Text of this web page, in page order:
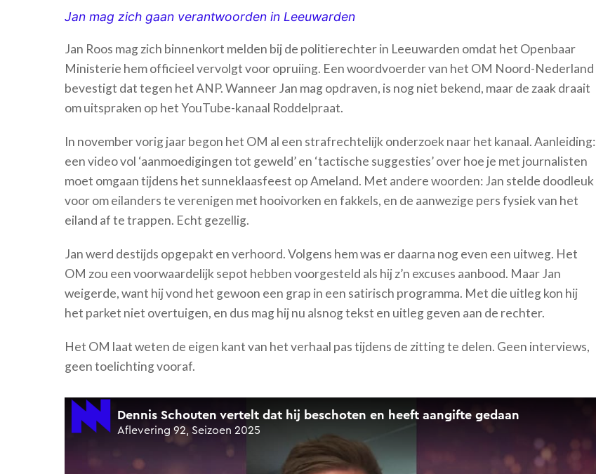
Jan mag zich gaan verantwoorden in Leeuwarden
Jan Roos mag zich binnenkort melden bij de politierechter in Leeuwarden omdat het Openbaar
Ministerie hem officieel vervolgt voor opruiing. Een woordvoerder van het OM Noord-Nederland
bevestigt dat tegen het ANP. Wanneer Jan mag opdraven, is nog niet bekend, maar de zaak draait
om uitspraken op het YouTube-kanaal Roddelpraat.
In november vorig jaar begon het OM al een strafrechtelijk onderzoek naar het kanaal. Aanleiding:
een video vol ‘aanmoedigingen tot geweld’ en ‘tactische suggesties’ over hoe je met journalisten
moet omgaan tijdens het sunneklaasfeest op Ameland. Met andere woorden: Jan stelde doodleuk
voor om eilanders te verenigen met hooivorken en fakkels, en de aanwezige pers fysiek van het
eiland af te trappen. Echt gezellig.
Jan werd destijds opgepakt en verhoord. Volgens hem was er daarna nog even een uitweg. Het
OM zou een voorwaardelijk sepot hebben voorgesteld als hij z’n excuses aanbood. Maar Jan
weigerde, want hij vond het gewoon een grap in een satirisch programma. Met die uitleg kon hij
het parket niet overtuigen, en dus mag hij nu alsnog tekst en uitleg geven aan de rechter.
Het OM laat weten de eigen kant van het verhaal pas tijdens de zitting te delen. Geen interviews,
geen toelichting vooraf.